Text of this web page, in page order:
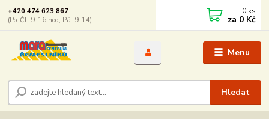
Menu
Hledat
+420 474 623 867
(Po-Čt: 9-16 hod; Pá: 9-14)
0 ks
za 0 Kč